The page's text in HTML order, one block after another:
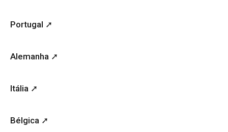
Portugal ➚
Alemanha ➚
Itália ➚
Bélgica ➚